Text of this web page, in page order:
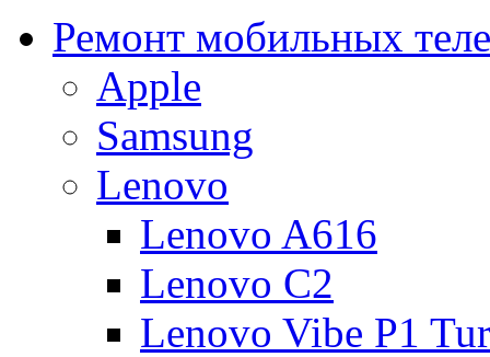
Ремонт мобильных
Apple
Samsung
Lenovo
Lenovo A616
Lenovo C2
Lenovo Vibe P1